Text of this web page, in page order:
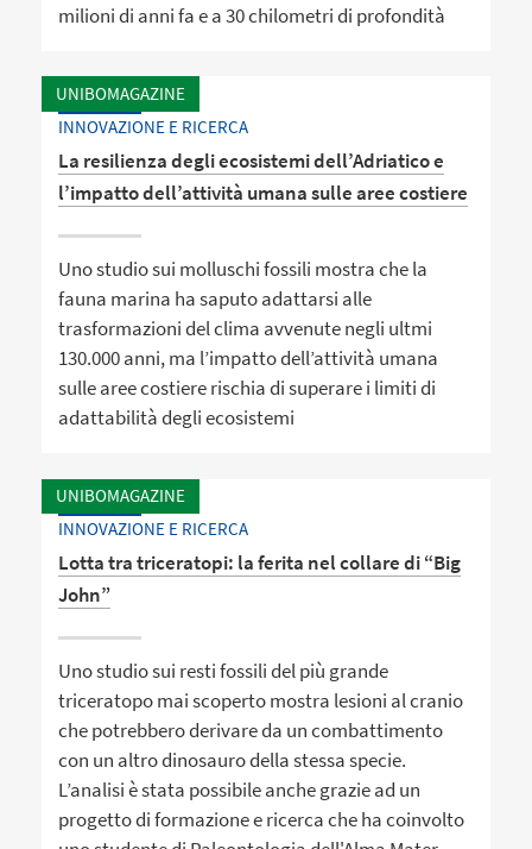
milioni di anni fa e a 30 chilometri di profondità
UNIBOMAGAZINE
INNOVAZIONE E RICERCA
La resilienza degli ecosistemi dell’Adriatico e
l’impatto dell’attività umana sulle aree costiere
Uno studio sui molluschi fossili mostra che la
fauna marina ha saputo adattarsi alle
trasformazioni del clima avvenute negli ultmi
130.000 anni, ma l’impatto dell’attività umana
sulle aree costiere rischia di superare i limiti di
adattabilità degli ecosistemi
UNIBOMAGAZINE
INNOVAZIONE E RICERCA
Lotta tra triceratopi: la ferita nel collare di “Big
John”
Uno studio sui resti fossili del più grande
triceratopo mai scoperto mostra lesioni al cranio
che potrebbero derivare da un combattimento
con un altro dinosauro della stessa specie.
L’analisi è stata possibile anche grazie ad un
progetto di formazione e ricerca che ha coinvolto